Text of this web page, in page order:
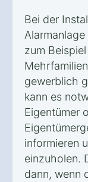
Bei der
zum Beispiel
gewerblich
kann es
Eigentümer
informieren
einzuholen.
dann, wenn